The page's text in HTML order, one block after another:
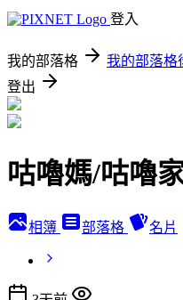
登入
我的部落格 我的部落格
登出
咕嚕媽/咕嚕
相簿 部落格 名片